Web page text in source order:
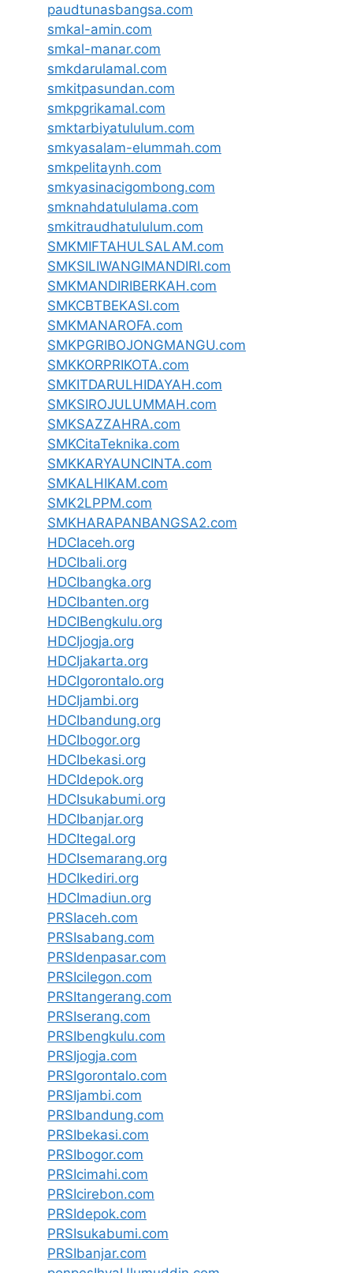
paudtunasbangsa.com
smkal-amin.com
smkal-manar.com
smkdarulamal.com
smkitpasundan.com
smkpgrikamal.com
smktarbiyatululum.com
smkyasalam-elummah.com
smkpelitaynh.com
smkyasinacigombong.com
smknahdatululama.com
smkitraudhatululum.com
SMKMIFTAHULSALAM.com
SMKSILIWANGIMANDIRI.com
SMKMANDIRIBERKAH.com
SMKCBTBEKASI.com
SMKMANAROFA.com
SMKPGRIBOJONGMANGU.com
SMKKORPRIKOTA.com
SMKITDARULHIDAYAH.com
SMKSIROJULUMMAH.com
SMKSAZZAHRA.com
SMKCitaTeknika.com
SMKKARYAUNCINTA.com
SMKALHIKAM.com
SMK2LPPM.com
SMKHARAPANBANGSA2.com
HDCIaceh.org
HDCIbali.org
HDCIbangka.org
HDCIbanten.org
HDCIBengkulu.org
HDCIjogja.org
HDCIjakarta.org
HDCIgorontalo.org
HDCIjambi.org
HDCIbandung.org
HDCIbogor.org
HDCIbekasi.org
HDCIdepok.org
HDCIsukabumi.org
HDCIbanjar.org
HDCItegal.org
HDCIsemarang.org
HDCIkediri.org
HDCImadiun.org
PRSIaceh.com
PRSIsabang.com
PRSIdenpasar.com
PRSIcilegon.com
PRSItangerang.com
PRSIserang.com
PRSIbengkulu.com
PRSIjogja.com
PRSIgorontalo.com
PRSIjambi.com
PRSIbandung.com
PRSIbekasi.com
PRSIbogor.com
PRSIcimahi.com
PRSIcirebon.com
PRSIdepok.com
PRSIsukabumi.com
PRSIbanjar.com